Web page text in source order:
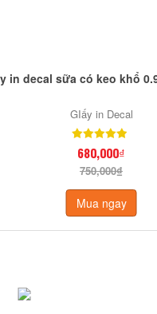
in decal sữa có keo khổ
GIấy in Decal
680,000₫
750,000₫
Mua ngay